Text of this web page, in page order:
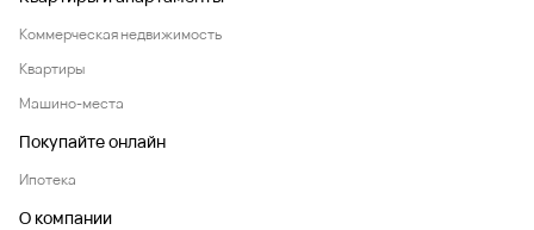
Коммерческая недвижимость
Квартиры
Машино-места
Покупайте онлайн
Ипотека
О компании